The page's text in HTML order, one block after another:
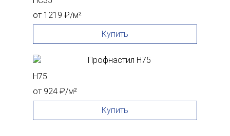
от 1219 ₽/м²
Купить
H75
от 924 ₽/м²
Купить